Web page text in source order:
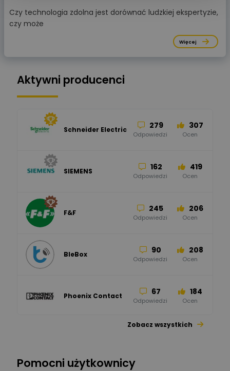
Czy technologia zdolna jest dorównać ludzkiej ekspertyzie,
czy może
Więcej
Aktywni producenci
Schneider Electric 279
Odpowiedzi
307
Ocen
SIEMENS 162
Odpowiedzi
419
Ocen
F&F 245
Odpowiedzi
206
Ocen
BleBox 90
Odpowiedzi
208
Ocen
Phoenix Contact 67
Odpowiedzi
184
Ocen
Zobacz wszystkich
Pomocni użytkownicy